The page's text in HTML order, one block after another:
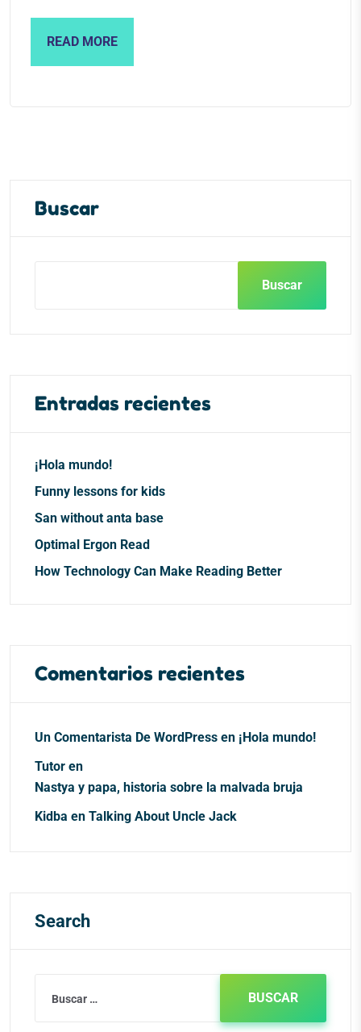
READ MORE
Buscar
Buscar
Entradas recientes
¡Hola mundo!
Funny lessons for kids
San without anta base
Optimal Ergon Read
How Technology Can Make Reading Better
Comentarios recientes
Un Comentarista De WordPress en ¡Hola mundo!
Tutor en
Nastya y papa, historia sobre la malvada bruja
Kidba en Talking About Uncle Jack
Search